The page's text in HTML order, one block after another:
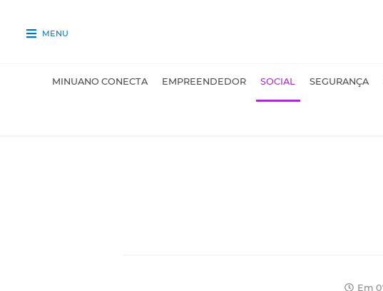
MENU
MINUANO CONECTA EMPREENDEDOR SOCIAL SEGURANÇA
Em